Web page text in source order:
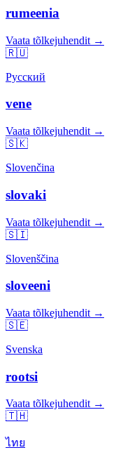
rumeenia
Vaata tõlkejuhendit →
🇷🇺
Русский
vene
Vaata tõlkejuhendit →
🇸🇰
Slovenčina
slovaki
Vaata tõlkejuhendit →
🇸🇮
Slovenščina
sloveeni
Vaata tõlkejuhendit →
🇸🇪
Svenska
rootsi
Vaata tõlkejuhendit →
🇹🇭
ไทย